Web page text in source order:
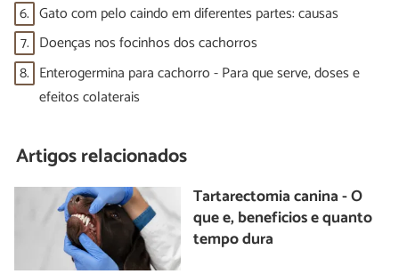
6. Gato com pelo caindo em diferentes partes: causas
7. Doenças nos focinhos dos cachorros
8. Enterogermina para cachorro - Para que serve, doses e
efeitos colaterais
Artigos relacionados
Tartarectomia canina - O
que e, beneficios e quanto
tempo dura